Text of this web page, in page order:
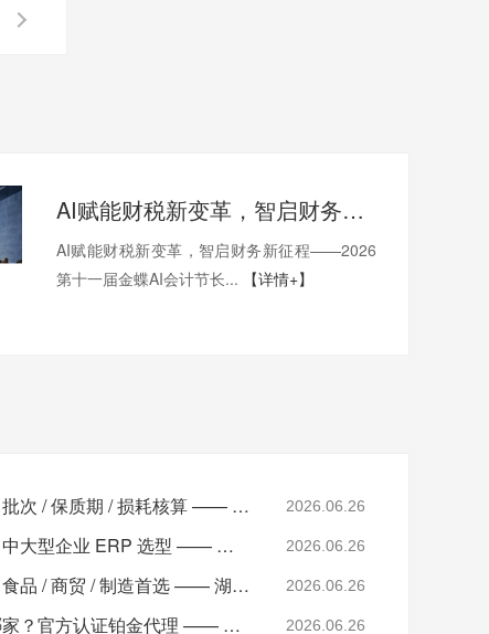
AI赋能财税新变革，智启财务新征程——2026第十一届金蝶 AI 会计节长沙站圆满落幕！
AI赋能财税新变革，智启财务新征程——2026
第十一届金蝶AI会计节长...
【详情+】
湖南食品行业财务软件｜批次 / 保质期 / 损耗核算 —— 金蝶云星辰（梦蝶科技） 2026.06.26
金蝶云星空湖南代理商｜中大型企业 ERP 选型 —— 湖南梦蝶科技 2026.06.26
金蝶云星辰湖南服务商｜食品 / 商贸 / 制造首选 —— 湖南梦蝶科技 2026.06.26
湖南金蝶软件总代理是哪家？官方认证铂金代理 —— 湖南梦蝶科技 2026.06.26